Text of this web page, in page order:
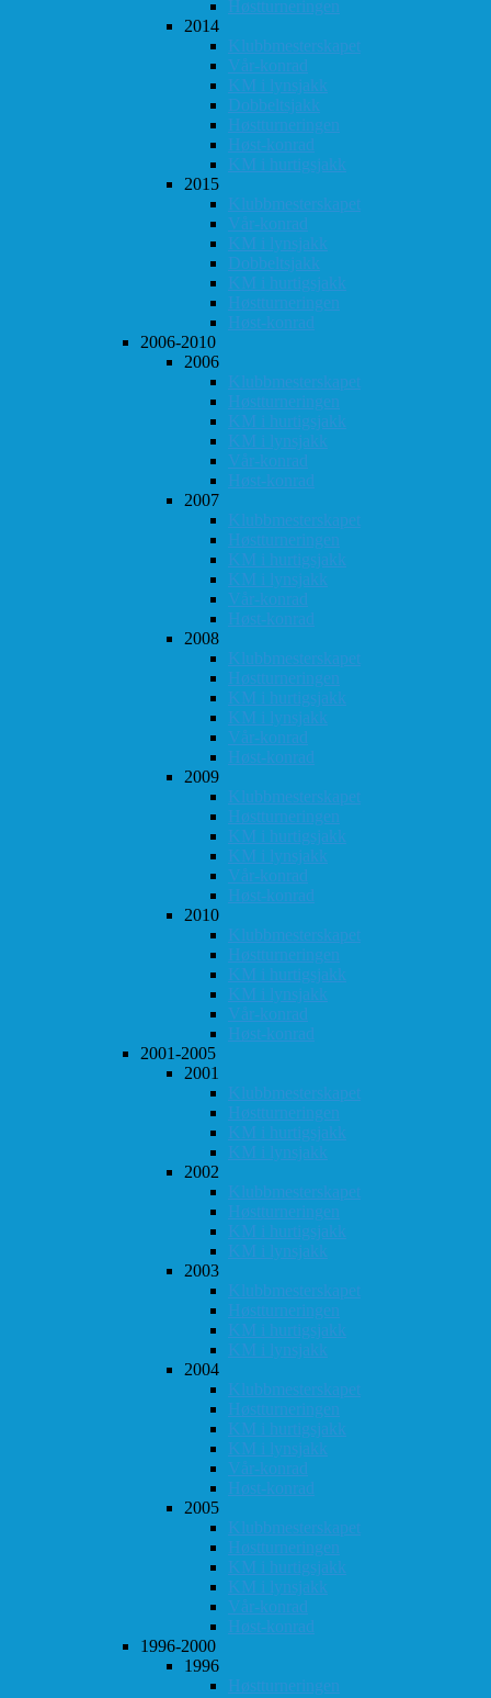
Høstturneringen
2014
Klubbmesterskapet
Vår-konrad
KM i lynsjakk
Dobbeltsjakk
Høstturneringen
Høst-konrad
KM i hurtigsjakk
2015
Klubbmesterskapet
Vår-konrad
KM i lynsjakk
Dobbeltsjakk
KM i hurtigsjakk
Høstturneringen
Høst-konrad
2006-2010
2006
Klubbmesterskapet
Høstturneringen
KM i hurtigsjakk
KM i lynsjakk
Vår-konrad
Høst-konrad
2007
Klubbmesterskapet
Høstturneringen
KM i hurtigsjakk
KM i lynsjakk
Vår-konrad
Høst-konrad
2008
Klubbmesterskapet
Høstturneringen
KM i hurtigsjakk
KM i lynsjakk
Vår-konrad
Høst-konrad
2009
Klubbmesterskapet
Høstturneringen
KM i hurtigsjakk
KM i lynsjakk
Vår-konrad
Høst-konrad
2010
Klubbmesterskapet
Høstturneringen
KM i hurtigsjakk
KM i lynsjakk
Vår-konrad
Høst-konrad
2001-2005
2001
Klubbmesterskapet
Høstturneringen
KM i hurtigsjakk
KM i lynsjakk
2002
Klubbmesterskapet
Høstturneringen
KM i hurtigsjakk
KM i lynsjakk
2003
Klubbmesterskapet
Høstturneringen
KM i hurtigsjakk
KM i lynsjakk
2004
Klubbmesterskapet
Høstturneringen
KM i hurtigsjakk
KM i lynsjakk
Vår-konrad
Høst-konrad
2005
Klubbmesterskapet
Høstturneringen
KM i hurtigsjakk
KM i lynsjakk
Vår-konrad
Høst-konrad
1996-2000
1996
Høstturneringen